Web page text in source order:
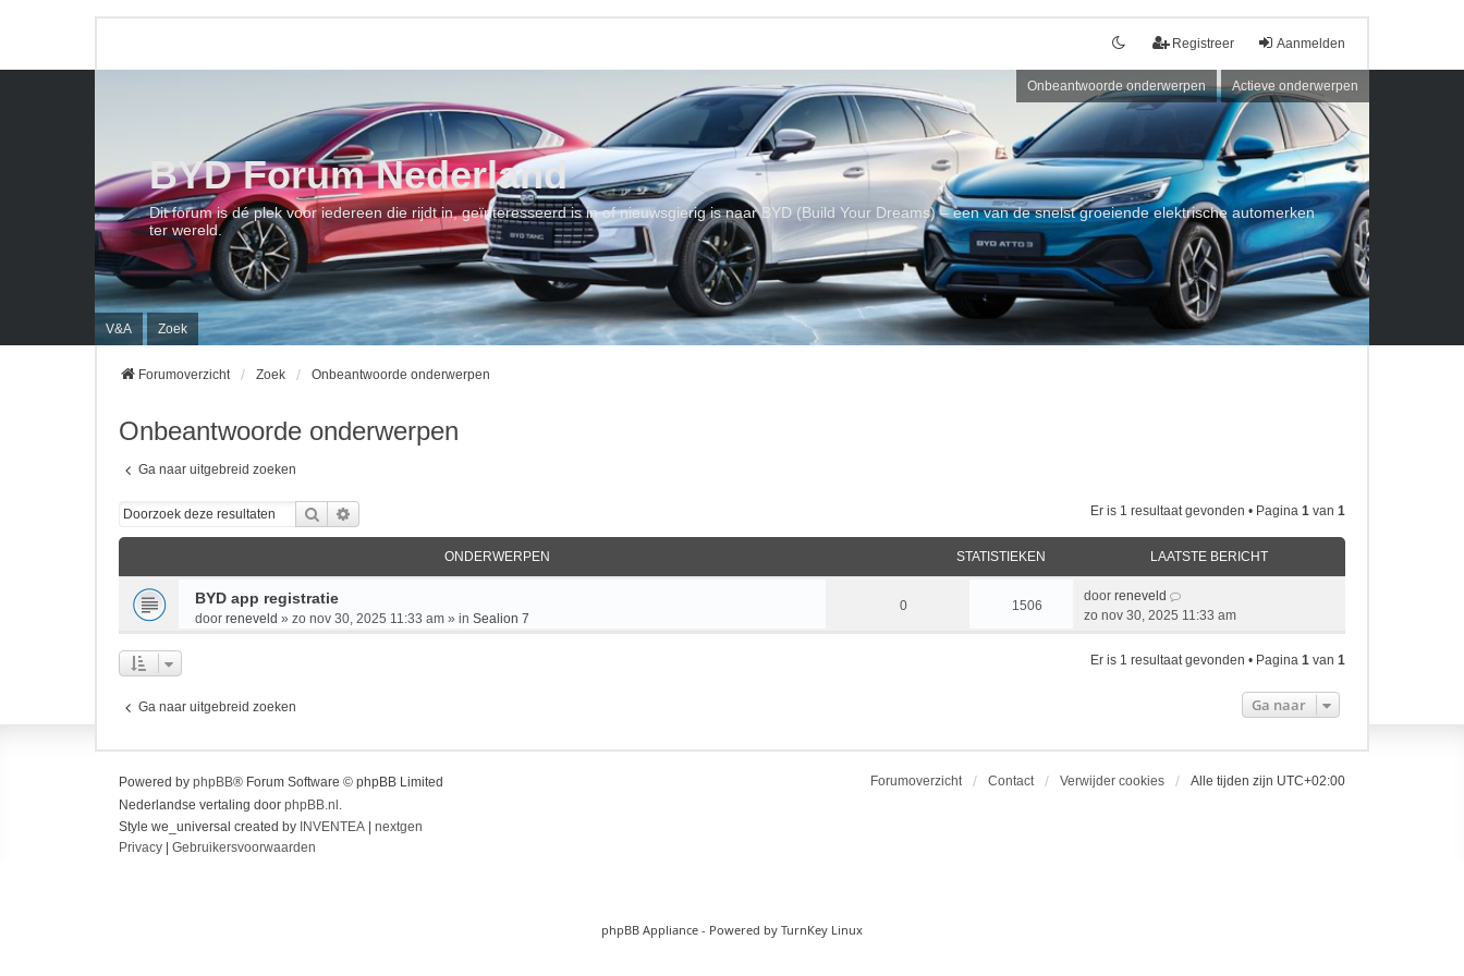
Aanmelden
Registreer
Onbeantwoorde onderwerpen Actieve onderwerpen
V&A Zoek
BYD Forum Nederland
Dit forum is dé plek voor iedereen die rijdt in, geïnteresseerd is in of nieuwsgierig is naar BYD (Build Your Dreams) – een van de snelst groeiende elektrische automerken
ter wereld.
Forumoverzicht Zoek Onbeantwoorde onderwerpen
Onbeantwoorde onderwerpen
Ga naar uitgebreid zoeken
Zoek Er is 1 resultaat gevonden • Pagina 1 van 1
ONDERWERPEN STATISTIEKEN LAATSTE BERICHT
BYD app registratie
door reneveld » zo nov 30, 2025 11:33 am » in Sealion 7
0 1506
door reneveld
zo nov 30, 2025 11:33 am
Er is 1 resultaat gevonden • Pagina 1 van 1
Ga naar uitgebreid zoeken Ga naar
Forumoverzicht Contact Verwijder cookies Alle tijden zijn UTC+02:00
Powered by phpBB® Forum Software © phpBB Limited
Nederlandse vertaling door phpBB.nl .
Style we_universal created by INVENTEA
nextgen
Privacy
Gebruikersvoorwaarden
phpBB Appliance - Powered by TurnKey Linux